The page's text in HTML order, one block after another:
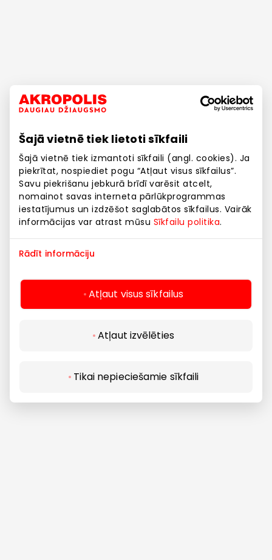
Šajā vietnē tiek lietoti sīkfaili
Šajā vietnē tiek izmantoti sīkfaili (angl. cookies). Ja
piekrītat, nospiediet pogu “Atļaut visus sīkfailus”.
Savu piekrišanu jebkurā brīdī varēsit atcelt,
nomainot savas interneta pārlūkprogrammas
iestatījumus un izdzēšot saglabātos sīkfailus. Vairāk
informācijas var atrast mūsu Sīkfailu politika.
Rādīt informāciju
Atļaut visus sīkfailus
Atļaut izvēlēties
Tikai nepieciešamie sīkfaili
Restorāni
Visas pasaules
virtuves zem viena
jumta
Izvēlieties restorānu